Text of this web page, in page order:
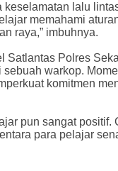
lalu
memahami
raya,” imbuhnya.
Satlantas Polres
warkop.
komitmen
pun sangat positif.
para pelajar